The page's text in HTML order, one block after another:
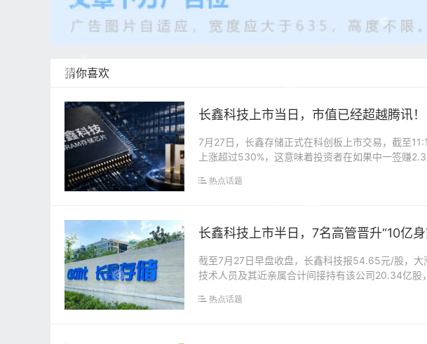
猜你喜欢
长鑫科技上市当日，市值已经超越腾讯！
7月27日，长鑫存储正式在科创板上市交易，截至
上涨超过530%，这意味着投资者在如果中一签赚
热点话题
长鑫科技上市半日，7名高管晋升“10亿身
截至7月27日早盘收盘，长鑫科技报54.65元/股，
技术人员及其近亲属合计间接持有该公司20.34亿
热点话题